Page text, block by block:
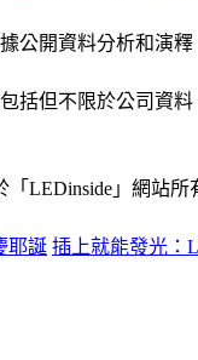
公開資料分析和演
括但不限於公司資
「LEDinside」網
耶誕 插上就能發光：